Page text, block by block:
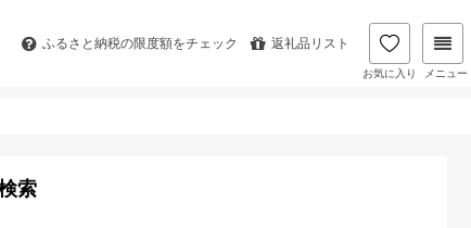
ふるさと納税の限度額をチェック 返礼品リスト
お気に入り メニュー
索